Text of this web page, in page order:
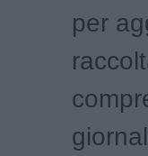
per